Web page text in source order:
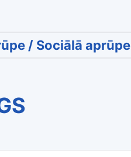
/ Sociālā aprūpe